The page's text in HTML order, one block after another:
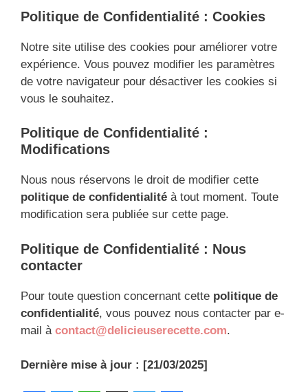
Politique de Confidentialité : Cookies
Notre site utilise des cookies pour améliorer votre
expérience. Vous pouvez modifier les paramètres
de votre navigateur pour désactiver les cookies si
vous le souhaitez.
Politique de Confidentialité :
Modifications
Nous nous réservons le droit de modifier cette
politique de confidentialité à tout moment. Toute
modification sera publiée sur cette page.
Politique de Confidentialité : Nous
contacter
Pour toute question concernant cette politique de
confidentialité, vous pouvez nous contacter par e-
mail à contact@delicieuserecette.com.
Dernière mise à jour : [21/03/2025]